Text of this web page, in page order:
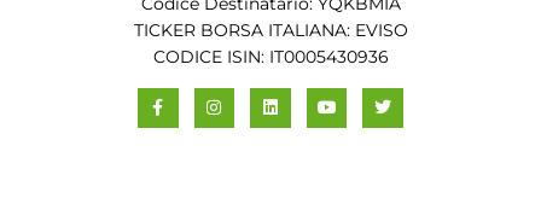
TICKER BORSA ITALIANA: EVISO
CODICE ISIN: IT0005430936